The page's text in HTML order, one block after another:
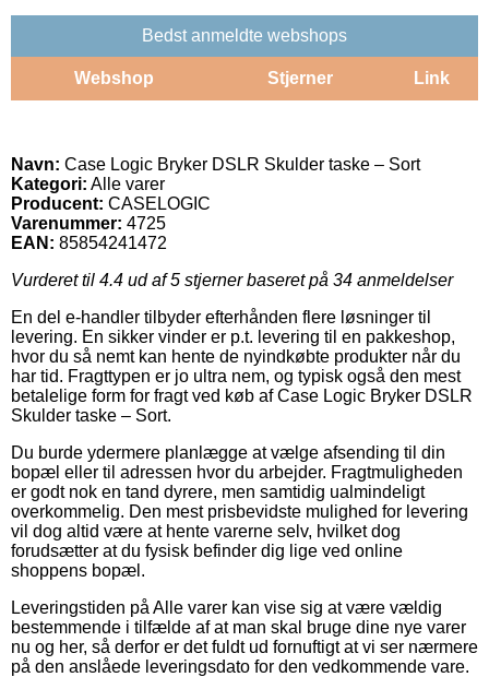
Bedst anmeldte webshops
Webshop Stjerner Link
Navn: Case Logic Bryker DSLR Skulder taske – Sort
Kategori: Alle varer
Producent: CASELOGIC
Varenummer: 4725
EAN: 85854241472
Vurderet til 4.4 ud af 5 stjerner baseret på 34 anmeldelser
En del e-handler tilbyder efterhånden flere løsninger til
levering. En sikker vinder er p.t. levering til en pakkeshop,
hvor du så nemt kan hente de nyindkøbte produkter når du
har tid. Fragttypen er jo ultra nem, og typisk også den mest
betalelige form for fragt ved køb af Case Logic Bryker DSLR
Skulder taske – Sort.
Du burde ydermere planlægge at vælge afsending til din
bopæl eller til adressen hvor du arbejder. Fragtmuligheden
er godt nok en tand dyrere, men samtidig ualmindeligt
overkommelig. Den mest prisbevidste mulighed for levering
vil dog altid være at hente varerne selv, hvilket dog
forudsætter at du fysisk befinder dig lige ved online
shoppens bopæl.
Leveringstiden på Alle varer kan vise sig at være vældig
bestemmende i tilfælde af at man skal bruge dine nye varer
nu og her, så derfor er det fuldt ud fornuftigt at vi ser nærmere
på den anslåede leveringsdato for den vedkommende vare.